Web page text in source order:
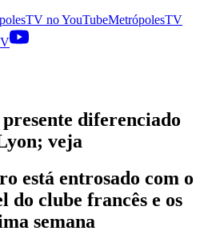
noYouTubeMetrópolesTV
diferenciado
veja
está entrosado com o
do clube francês e os
semana